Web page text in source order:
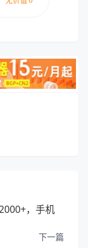
，手机
下一篇